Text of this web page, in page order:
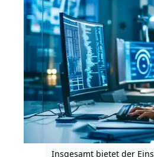
Insgesamt bietet der